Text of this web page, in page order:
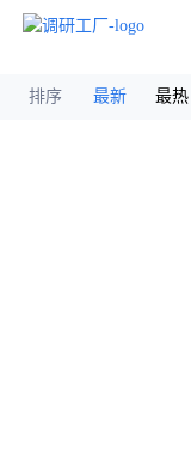
排序 最新 最热